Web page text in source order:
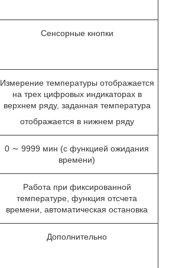
Сенсорные кнопки
Измерение температуры отображается
на трех цифровых индикаторах в
верхнем ряду, заданная температура
отображается в нижнем ряду
0 ∼ 9999 мин (с функцией ожидания
времени)
Работа при фиксированной
температуре, функция отсчета
времени, автоматическая остановка
Дополнительно